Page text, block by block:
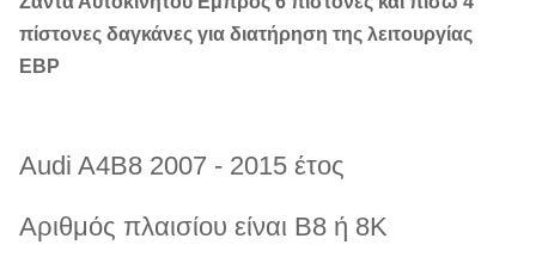
πίστονες δαγκάνες για διατήρηση της λειτουργίας
EBP
Audi A4B8 2007 - 2015 έτος
Αριθμός πλαισίου είναι B8 ή 8K